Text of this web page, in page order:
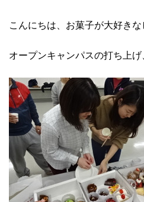
こんにちは、お菓子が大好き
オープンキャンパスの打ち上